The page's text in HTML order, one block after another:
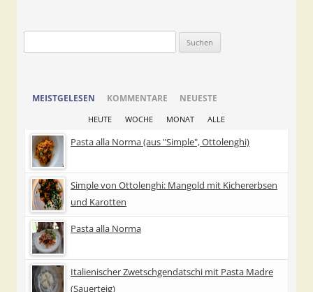
nach:
MEISTGELESEN KOMMENTARE NEUESTE
HEUTE WOCHE MONAT ALLE
Pasta alla Norma (aus "Simple", Ottolenghi)
Simple von Ottolenghi: Mangold mit Kichererbsen
und Karotten
Pasta alla Norma
Italienischer Zwetschgendatschi mit Pasta Madre
(Sauerteig)